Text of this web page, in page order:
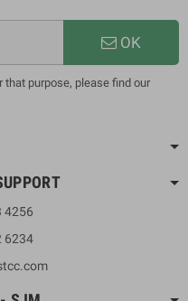
OK
that purpose, please find our
4256
6234